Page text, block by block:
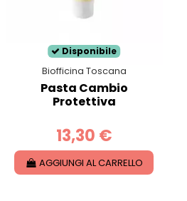
Disponibile
Biofficina Toscana
Pasta Cambio
Protettiva
13,30 €
AGGIUNGI AL CARRELLO